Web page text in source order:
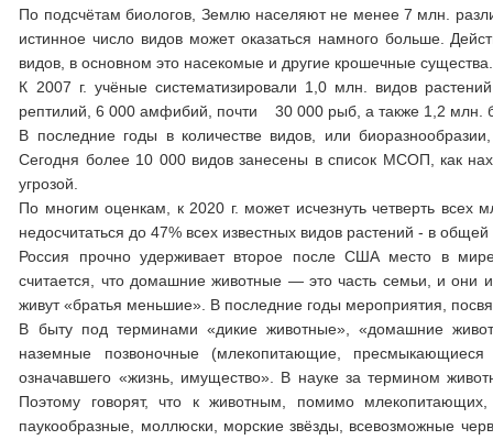
По подсчётам биологов, Землю населяют не менее 7 млн.
истинное число видов может оказаться намного больше.
видов, в основном это насекомые и другие крошечные существа.
К 2007 г. учёные систематизировали 1,0 млн. видов
рептилий, 6 000 амфибий, почти 30 000 рыб, а также 1,2 млн.
В последние годы в количестве видов, или
Сегодня более 10 000 видов занесены в список МСОП, как
угрозой.
По многим оценкам, к 2020 г. может исчезнуть четверть
недосчитаться до 47% всех известных видов растений - в
Россия прочно удерживает второе после США место в
считается, что домашние животные — это часть семьи, и они
живут «братья меньшие». В последние годы мероприятия,
В быту под терминами «дикие животные», «домашние
наземные позвоночные (млекопитающие,
означавшего «жизнь, имущество». В науке за термином
Поэтому говорят, что к животным, помимо
паукообразные, моллюски, морские звёзды, всевозможные